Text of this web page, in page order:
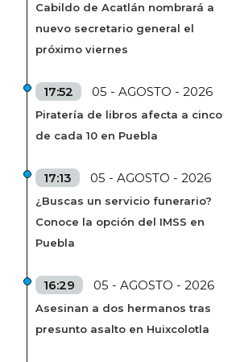
Cabildo de Acatlán nombrará a
nuevo secretario general el
próximo viernes
17:52 05 - AGOSTO - 2026
Piratería de libros afecta a cinco
de cada 10 en Puebla
17:13 05 - AGOSTO - 2026
¿Buscas un servicio funerario?
Conoce la opción del IMSS en
Puebla
16:29 05 - AGOSTO - 2026
Asesinan a dos hermanos tras
presunto asalto en Huixcolotla